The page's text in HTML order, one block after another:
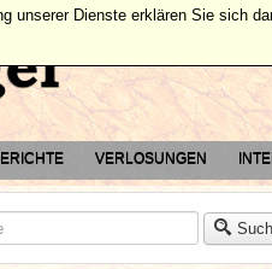
VERLOSUNGEN
unserer Dienste erklären Sie sich